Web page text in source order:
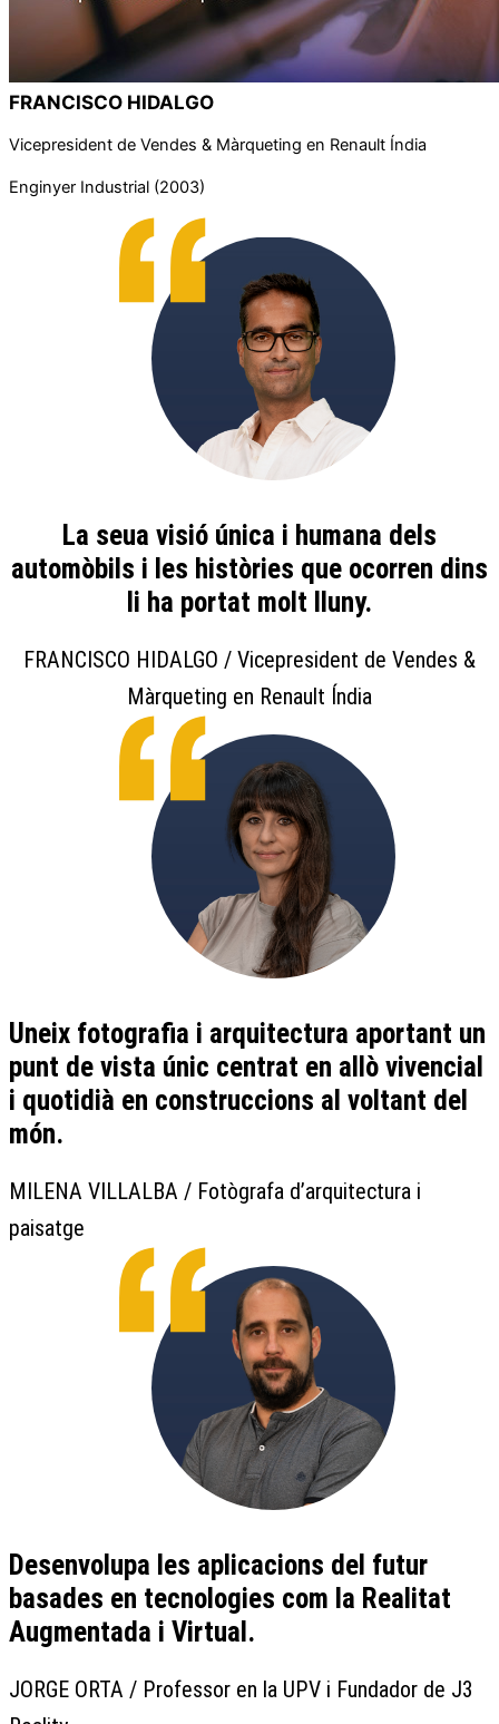
FRANCISCO HIDALGO
Vicepresident de Vendes & Màrqueting en Renault Índia
Enginyer Industrial (2003)
La seua visió única i humana dels
automòbils i les històries que ocorren dins
li ha portat molt lluny.
FRANCISCO HIDALGO / Vicepresident de Vendes &
Màrqueting en Renault Índia
Uneix fotografia i arquitectura aportant un
punt de vista únic centrat en allò vivencial
i quotidià en construccions al voltant del
món.
MILENA VILLALBA / Fotògrafa d’arquitectura i
paisatge
Desenvolupa les aplicacions del futur
basades en tecnologies com la Realitat
Augmentada i Virtual.
JORGE ORTA / Professor en la UPV i Fundador de J3